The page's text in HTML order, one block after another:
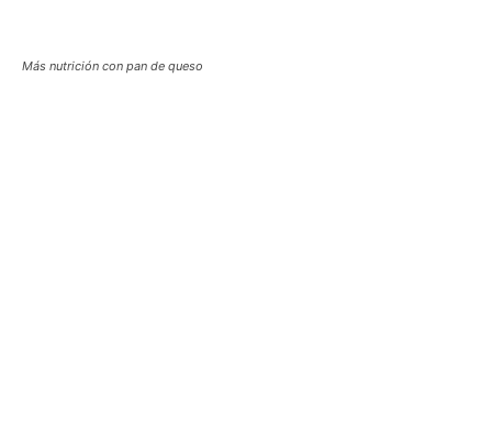
Más nutrición con pan de queso